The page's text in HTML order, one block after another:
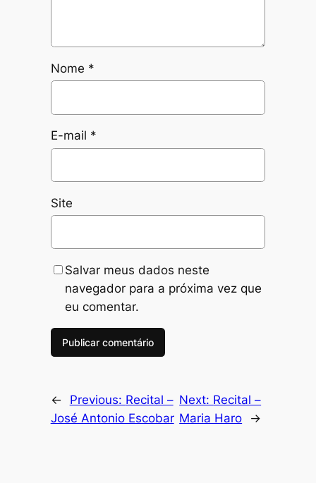
Nome *
E-mail *
Site
Salvar meus dados neste
navegador para a próxima vez que
eu comentar.
← Previous: Recital –
José Antonio Escobar
Next: Recital –
Maria Haro
→